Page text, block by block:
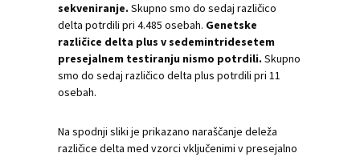
sekveniranje. Skupno smo do sedaj različico
delta potrdili pri 4.485 osebah. Genetske
različice delta plus v sedemintridesetem
presejalnem testiranju nismo potrdili. Skupno
smo do sedaj različico delta plus potrdili pri 11
osebah.
Na spodnji sliki je prikazano naraščanje deleža
različice delta med vzorci vključenimi v presejalno